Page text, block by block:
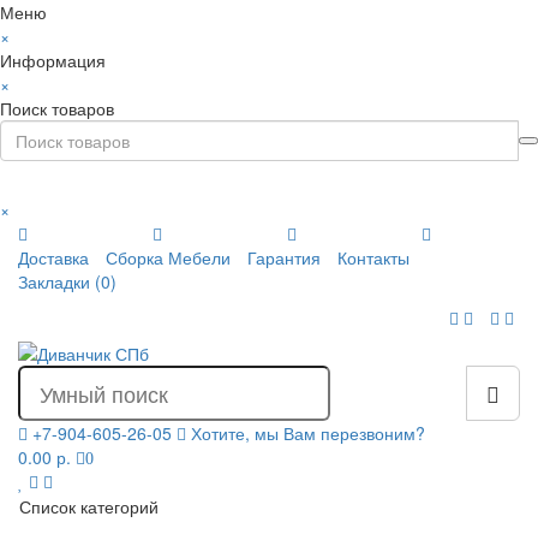
Меню
×
Информация
×
Поиск товаров
×
Доставка
Сборка Мебели Гарантия
Контакты
Закладки (0)
+7-904-605-26-05
Хотите, мы Вам перезвоним?
0.00 р.
0
Список категорий